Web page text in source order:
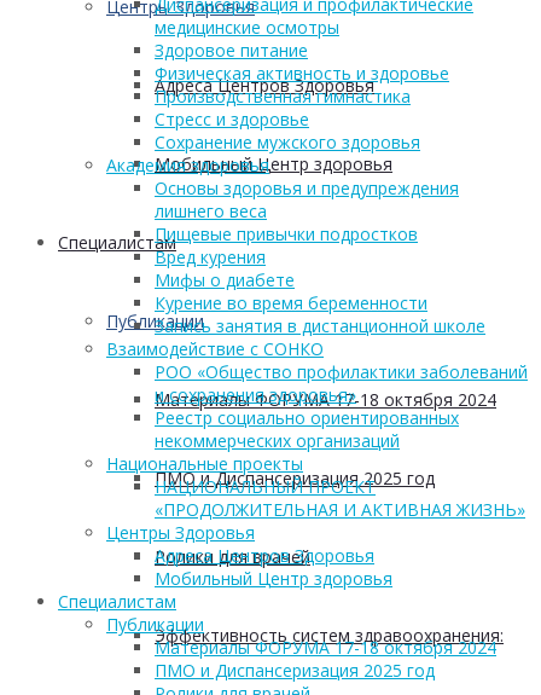
Центры Здоровья
Адреса Центров Здоровья
Мобильный Центр здоровья
Cпециалистам
Публикации
Материалы ФОРУМА 17-18 октября 2024
ПМО и Диспансеризация 2025 год
Ролики для врачей
Эффективность систем здравоохранения:
медицинские осмотры
Здоровое питание
Физическая активность и здоровье
Производственная гимнастика
Стресс и здоровье
Сохранение мужского здоровья
Академия здоровья
Основы здоровья и предупреждения
лишнего веса
Пищевые привычки подростков
Вред курения
Мифы о диабете
Курение во время беременности
Запись занятия в дистанционной школе
Взаимодействие с СОНКО
РОО «Общество профилактики заболеваний
и сохранения здоровья»
Реестр социально ориентированных
некоммерческих организаций
Национальные проекты
НАЦИОНАЛЬНЫЙ ПРОЕКТ
«ПРОДОЛЖИТЕЛЬНАЯ И АКТИВНАЯ ЖИЗНЬ»
Центры Здоровья
Адреса Центров Здоровья
Мобильный Центр здоровья
Cпециалистам
Публикации
Материалы ФОРУМА 17-18 октября 2024
ПМО и Диспансеризация 2025 год